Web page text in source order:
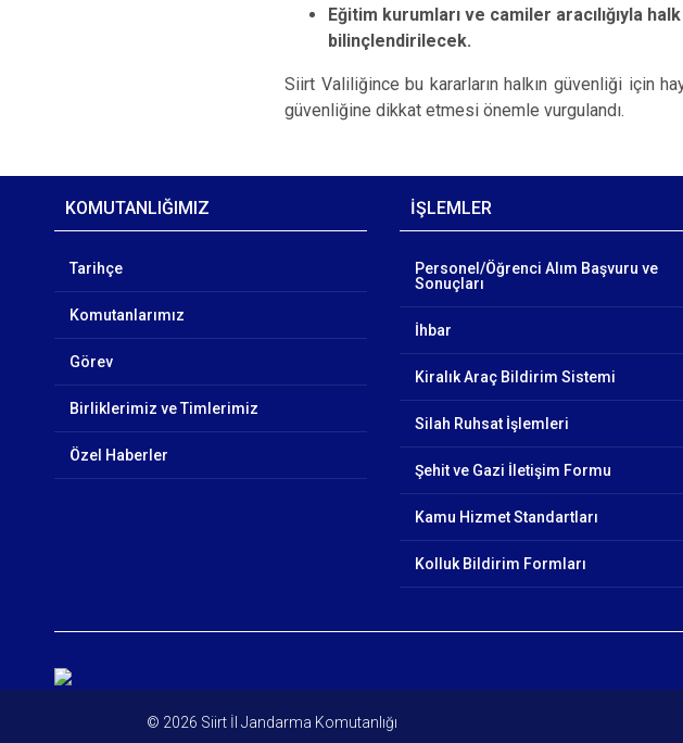
Eğitim kurumları ve camiler aracılığıyla
bilinçlendirilecek.
Siirt Valiliğince bu kararların halkın güvenliği için
güvenliğine dikkat etmesi önemle vurgulandı.
KOMUTANLIĞIMIZ
Tarihçe
Komutanlarımız
Görev
Birliklerimiz ve Timlerimiz
Özel Haberler
İŞLEMLER
Personel/Öğrenci Alım Başvuru ve
Sonuçları
İhbar
Kiralık Araç Bildirim Sistemi
Silah Ruhsat İşlemleri
Şehit ve Gazi İletişim Formu
Kamu Hizmet Standartları
Kolluk Bildirim Formları
© 2026 Siirt İl Jandarma Komutanlığı